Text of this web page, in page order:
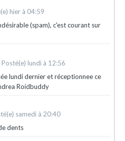
hier à 04:59
(spam), c'est courant sur
Posté(e) lundi à 12:56
lundi dernier et réceptionnee ce
Roidbuddy
samedi à 20:40
dents